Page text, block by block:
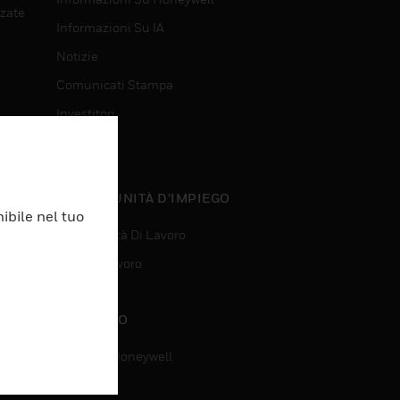
Informazioni Su IA
Notizie
Comunicati Stampa
Investitori
OPPORTUNITÀ D’IMPIEGO
Opportunità Di Lavoro
Ricerca Lavoro
CONTATTO
Contatta Honeywell
nel tuo